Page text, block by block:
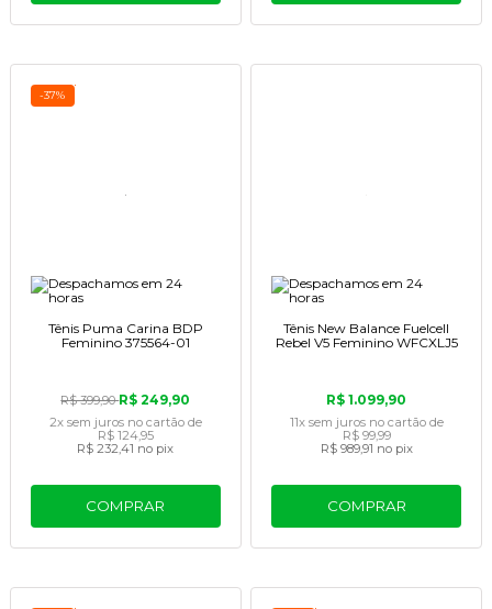
-37%
Tênis Puma Carina BDP
Feminino 375564-01
R$ 399,90R$ 249,90
2x sem juros no cartãode
R$ 124,95
R$ 232,41 no pix
COMPRAR
Tênis New Balance Fuelcell
Rebel V5 Feminino WFCXLJ5
R$ 1.099,90
11x sem juros no cartãode
R$ 99,99
R$ 989,91 no pix
COMPRAR